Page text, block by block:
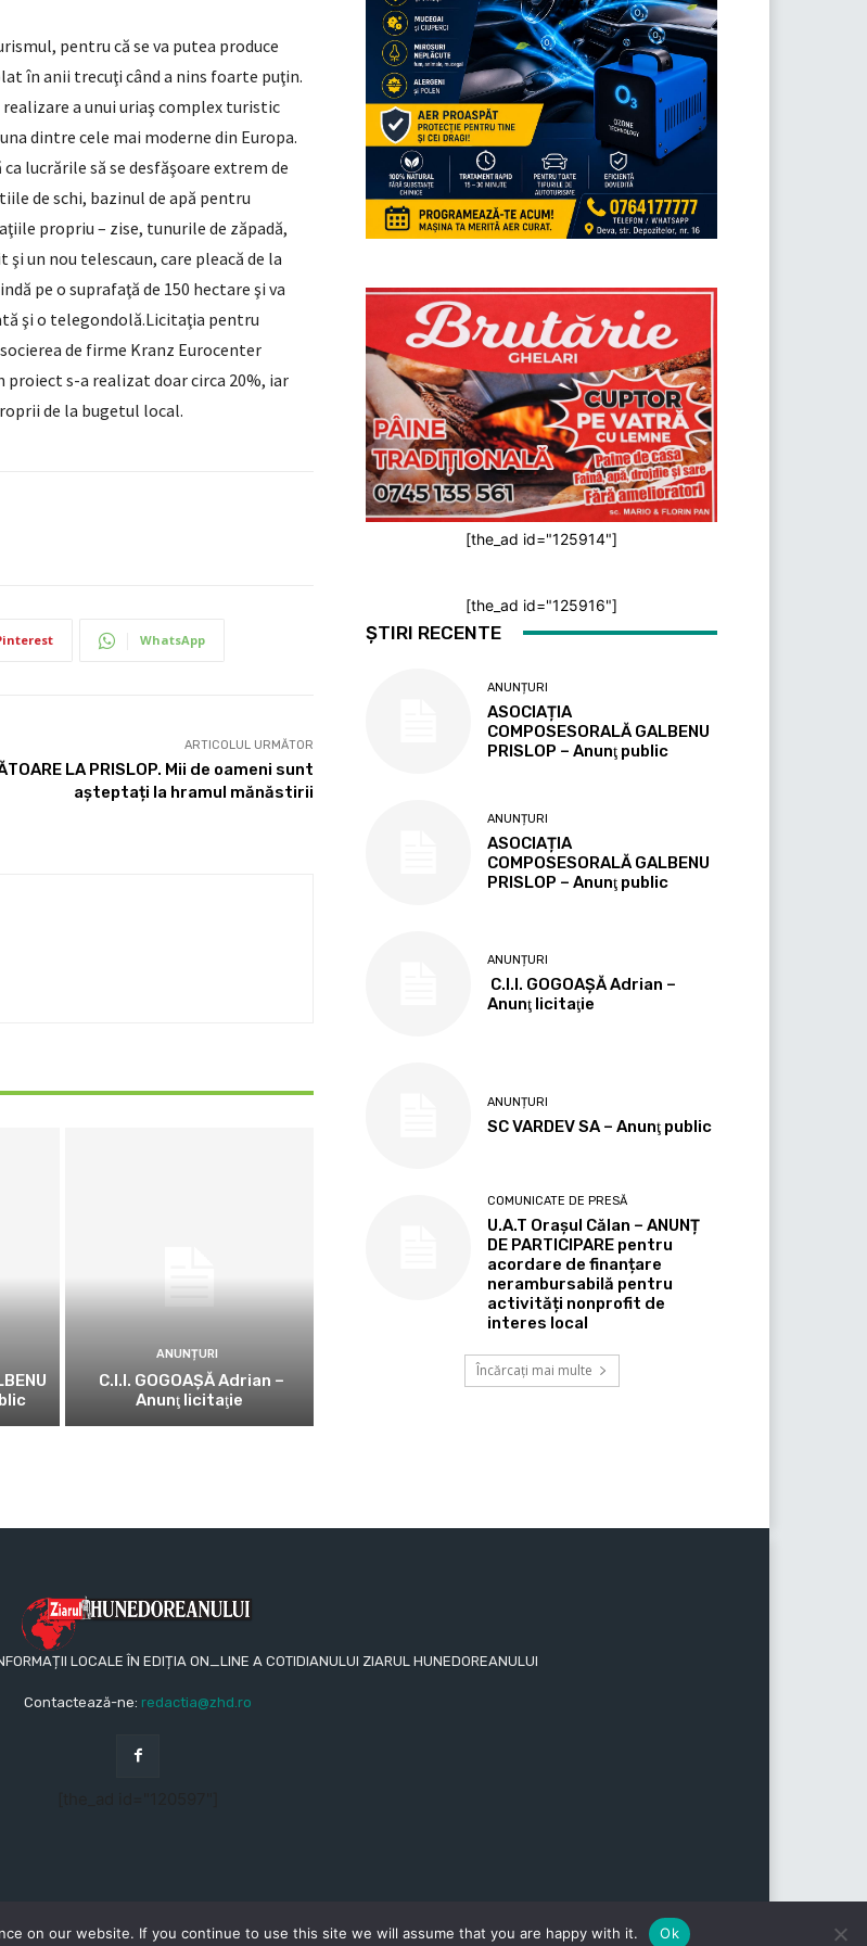
pentru că se va putea produce
în anii trecuţi când a nins foarte puţin.
a unui uriaş complex turistic
dintre cele mai moderne din Europa.
lucrările să se desfăşoare extrem de
de schi, bazinul de apă pentru
propriu – zise, tunurile de zăpadă,
un nou telescaun, care pleacă de la
pe o suprafaţă de 150 hectare şi va
şi o telegondolă.Licitaţia pentru
de firme Kranz Eurocenter
proiect s-a realizat doar circa 20%, iar
de la bugetul local.
WhatsApp
ARTICOLUL URMĂTOR
LA PRISLOP. Mii de oameni sunt
așteptați la hramul mănăstirii
ANUNȚURI
C.I.I. GOGOAŞĂ Adrian –
Anunţ licitaţie
[the_ad id="125914"]
[the_ad id="125916"]
ȘTIRI RECENTE
ANUNȚURI
ASOCIAȚIA
COMPOSESORALĂ GALBENU
PRISLOP – Anunţ public
ANUNȚURI
ASOCIAȚIA
COMPOSESORALĂ GALBENU
PRISLOP – Anunţ public
ANUNȚURI
C.I.I. GOGOAŞĂ Adrian –
Anunţ licitaţie
ANUNȚURI
SC VARDEV SA – Anunţ public
COMUNICATE DE PRESĂ
U.A.T Orașul Călan – ANUNȚ
DE PARTICIPARE pentru
acordare de finanțare
nerambursabilă pentru
activități nonprofit de
interes local
Încărcați mai multe
LOCALE ÎN EDIȚIA ON_LINE A COTIDIANULUI ZIARUL HUNEDOREANULUI
Contactează-ne: redactia@zhd.ro
on our website. If you continue to use this site we will assume that you are happy with it. Ok